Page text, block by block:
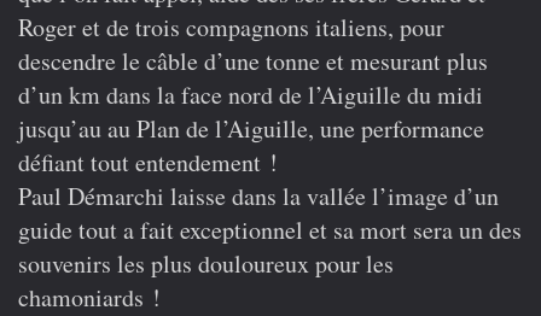
Roger et de trois compagnons italiens, pour
descendre le câble d’une tonne et mesurant plus
d’un km dans la face nord de l’Aiguille du midi
jusqu’au au Plan de l’Aiguille, une performance
défiant tout entendement !
Paul Démarchi laisse dans la vallée l’image d’un
guide tout a fait exceptionnel et sa mort sera un des
souvenirs les plus douloureux pour les
chamoniards !